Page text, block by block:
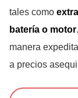
tales como
batería o motor
manera
a precios